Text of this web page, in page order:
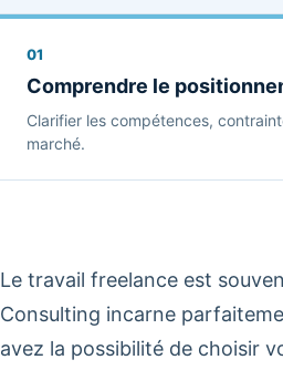
01
Comprendre le
Clarifier les compétences,
marché.
Le travail freelance est
Consulting incarne
avez la possibilité de choisir